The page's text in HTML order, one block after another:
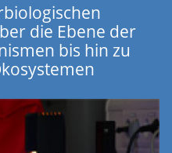
die Ebene der
bis hin zu